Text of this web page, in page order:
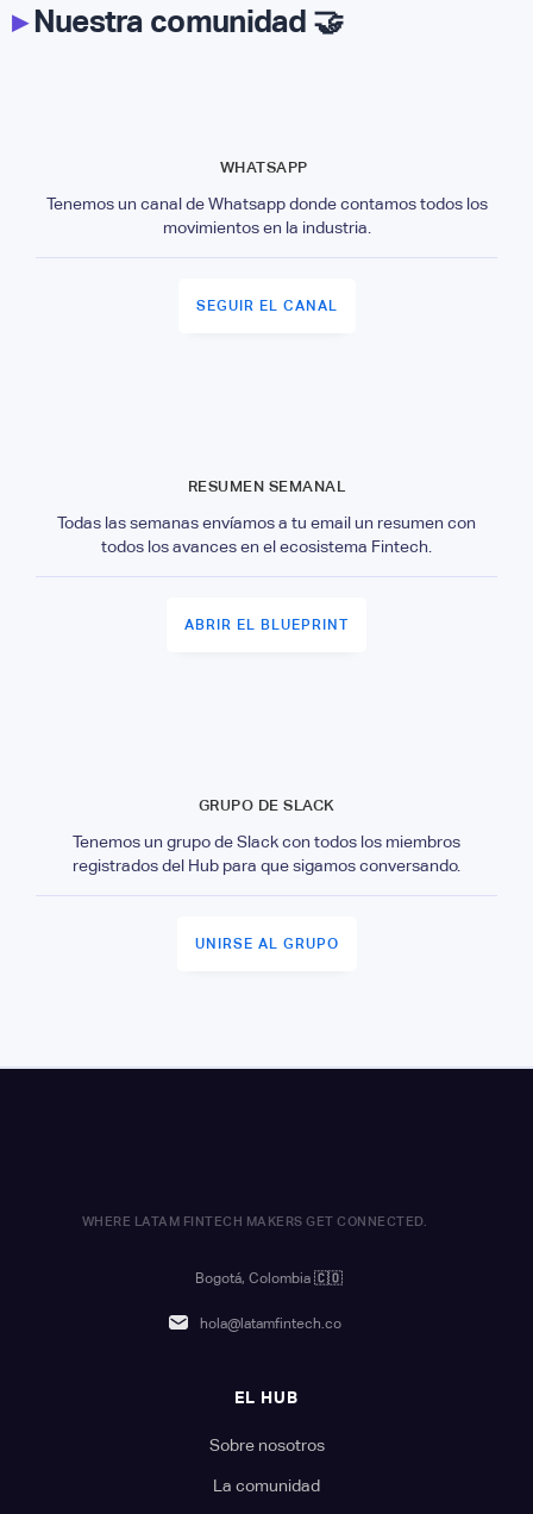
▸Nuestra comunidad 🤝
WHATSAPP
Tenemos un canal de Whatsapp donde contamos todos los
movimientos en la industria.
SEGUIR EL CANAL
RESUMEN SEMANAL
Todas las semanas envíamos a tu email un resumen con
todos los avances en el ecosistema Fintech.
ABRIR EL BLUEPRINT
GRUPO DE SLACK
Tenemos un grupo de Slack con todos los miembros
registrados del Hub para que sigamos conversando.
UNIRSE AL GRUPO
WHERE LATAM FINTECH MAKERS GET CONNECTED.
Bogotá, Colombia 🇨🇴
hola@latamfintech.co
EL HUB
Sobre nosotros
La comunidad